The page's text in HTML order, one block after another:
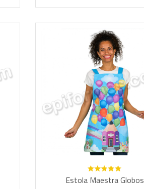
Estola Maestra Globos